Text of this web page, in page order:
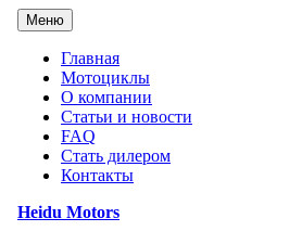
Перейти
содержанию
Heidu Motors
Меню
Главная
Мотоциклы
О компании
Статьи и новости
FAQ
Стать дилером
Контакты